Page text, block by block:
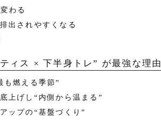
わる
出されやすくなる
ィス × 下半身トレ” が最強な理由
も燃える季節”
上げし“内側から温まる”
ップの“基盤づくり”